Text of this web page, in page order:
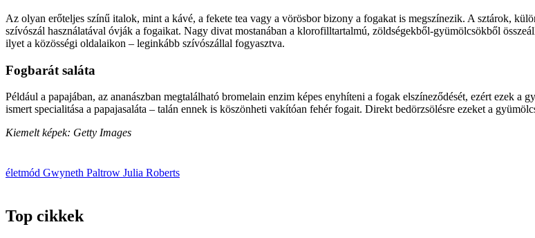
Az olyan erőteljes színű italok, mint a kávé, a fekete tea vagy a vörösbor bizony a fogakat is megszínezik. A sztárok,
szívószál használatával óvják a fogaikat. Nagy divat mostanában a klorofilltartalmú, zöldségekből-gyümölcsökből
ilyet a közösségi oldalaikon – leginkább szívószállal fogyasztva.
Fogbarát saláta
Például a papajában, az ananászban megtalálható bromelain enzim képes enyhíteni a fogak elszíneződését, ezért ezek
ismert specialitása a papajasaláta – talán ennek is köszönheti vakítóan fehér fogait. Direkt bedörzsölésre ezeket a
Kiemelt képek: Getty Images
életmód Gwyneth Paltrow Julia Roberts
Top cikkek